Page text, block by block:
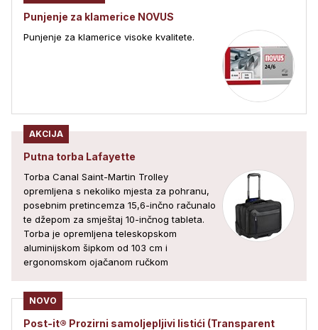
Punjenje za klamerice NOVUS
Punjenje za klamerice visoke kvalitete.
AKCIJA
Putna torba Lafayette
Torba Canal Saint-Martin Trolley
opremljena s nekoliko mjesta za pohranu,
posebnim pretincemza 15,6-inčno računalo
te džepom za smještaj 10-inčnog tableta.
Torba je opremljena teleskopskom
aluminijskom šipkom od 103 cm i
ergonomskom ojačanom ručkom
NOVO
Post-it® Prozirni samoljepljivi listići (Transparent